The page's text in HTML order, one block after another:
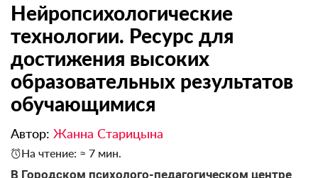
Нейропсихологические
технологии. Ресурс для
достижения высоких
образовательных результатов
обучающимися
Автор: Жанна Старицына
На чтение: ≈ 7 мин.
​В Городском психолого-педагогическом центре